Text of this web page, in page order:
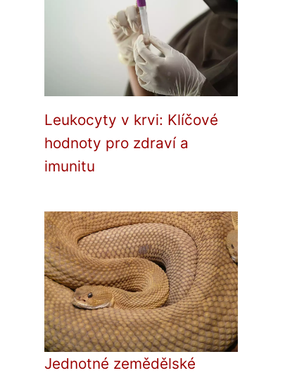
Leukocyty v krvi: Klíčové
hodnoty pro zdraví a
imunitu
Jednotné zemědělské